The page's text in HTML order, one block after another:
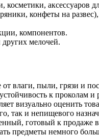
аксессуаров
конфеты на
компонентов.
мелочей.
влаги, пыли, грязи и
к проколам
визуально оценить
так и непищевого
готовый к продаже
предметы немного